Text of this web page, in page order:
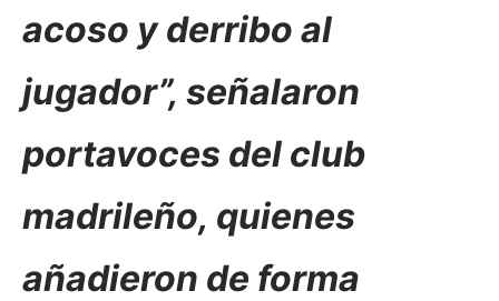
acoso y derribo al
jugador”, señalaron
portavoces del club
madrileño, quienes
añadieron de forma